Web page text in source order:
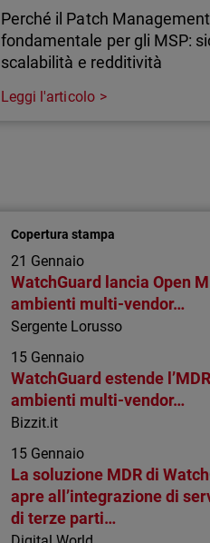
Perché il Patch
fondamentale per gli MSP:
scalabilità e redditività
aiutano gli MSP a ridurre i rischi,
operation ed erogare servizi più
redditizi.
Leggi l'articolo
Copertura stampa
21 Gennaio
WatchGuard lancia Open
ambienti multi-vendor…
Sergente Lorusso
15 Gennaio
WatchGuard estende
ambienti multi-vendor…
Bizzit.it
15 Gennaio
La soluzione MDR di
apre all’integrazione di
di terze parti…